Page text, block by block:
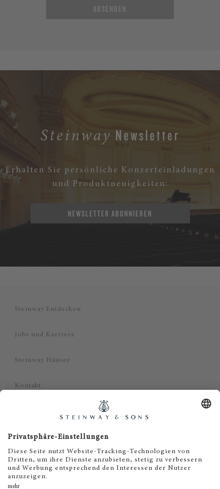
ABSENDEN
Steinway Newsletter
Erhalten Sie persönliche Konzerteinladungen
und Produktneuigkeiten:
NEWSLETTER ABONNIEREN
Steinway Entdecken
Jobs und Karriere
Steinway Häuser
Kontakt
Impressum
Haftungsausschluss